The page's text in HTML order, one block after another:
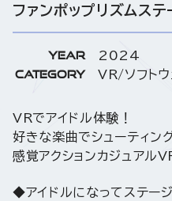
ファンポップリズム
YEAR
2024
CATEGORY
VR/ソフト
VRでアイドル体験！
好きな楽曲でシューティン
感覚アクションカジュアル
◆アイドルになってステー